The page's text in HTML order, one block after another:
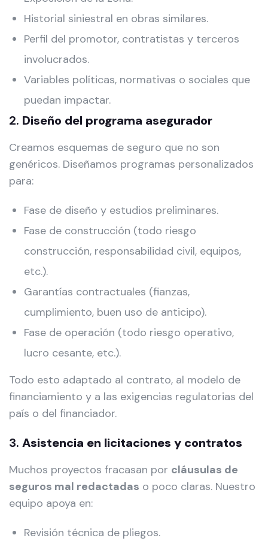
Historial siniestral en obras similares.
Perfil del promotor, contratistas y terceros
involucrados.
Variables políticas, normativas o sociales que
puedan impactar.
2. Diseño del programa asegurador
Creamos esquemas de seguro que no son
genéricos. Diseñamos programas personalizados
para:
Fase de diseño y estudios preliminares.
Fase de construcción (todo riesgo
construcción, responsabilidad civil, equipos,
etc.).
Garantías contractuales (fianzas,
cumplimiento, buen uso de anticipo).
Fase de operación (todo riesgo operativo,
lucro cesante, etc.).
Todo esto adaptado al contrato, al modelo de
financiamiento y a las exigencias regulatorias del
país o del financiador.
3. Asistencia en licitaciones y contratos
Muchos proyectos fracasan por cláusulas de
seguros mal redactadas o poco claras. Nuestro
equipo apoya en:
Revisión técnica de pliegos.